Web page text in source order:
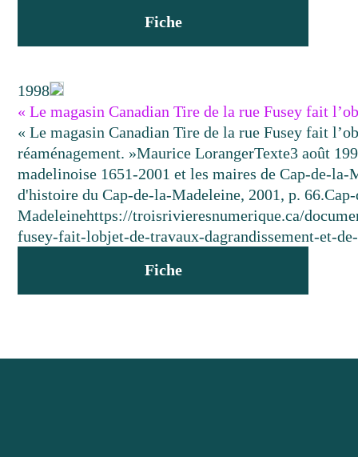
Fiche
1998
« Le magasin Canadian Tire de la rue Fusey fait
« Le magasin Canadian Tire de la rue Fusey fait
réaménagement. »Maurice LorangerTexte3 août
madelinoise 1651-2001 et les maires de Cap-de-
d'histoire du Cap-de-la-Madeleine, 2001, p. 66.
Madeleinehttps://troisrivieresnumerique.ca/
fusey-fait-lobjet-de-travaux-dagrandissement-et-
Fiche